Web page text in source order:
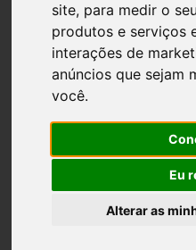
site, para medir o
produtos e serviços
interações de
anúncios que sejam
você.
Eu
Alterar as